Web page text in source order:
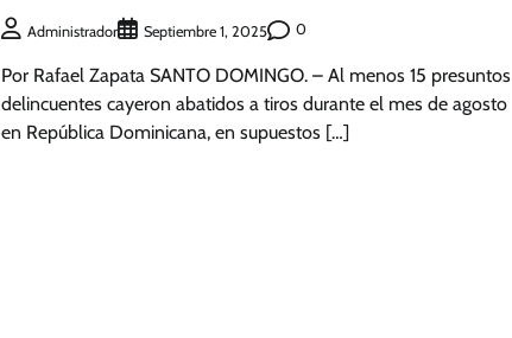
Administrador Septiembre 1, 2025 0
Por Rafael Zapata SANTO DOMINGO. – Al menos 15 presuntos
delincuentes cayeron abatidos a tiros durante el mes de agosto
en República Dominicana, en supuestos […]